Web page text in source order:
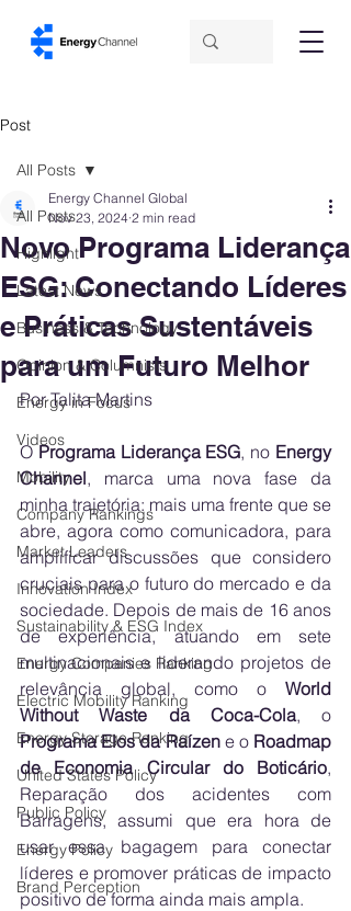
Post
All Posts
Highlight
Latest News
Business & Technology
Opinion & Columnists
Energy in Focus
Videos
Mobility
Company Rankings
Market Leaders
Innovation Index
Sustainability & ESG Index
Energy Companies Ranking
Electric Mobility Ranking
Energy Storage Ranking
United States Policy
Public Policy
Energy Policy
Brand Perception
All Posts
Novo Programa Liderança
ESG: Conectando Líderes
e Práticas Sustentáveis
para um Futuro Melhor
Energy Channel Global
Nov 23, 2024 2 min read
Por Talita Martins
O Programa Liderança ESG, no Energy
Channel, marca uma nova fase da
minha trajetória: mais uma frente que se
abre, agora como comunicadora, para
amplificar discussões que considero
cruciais para o futuro do mercado e da
sociedade. Depois de mais de 16 anos
de experiência, atuando em sete
multinacionais e liderando projetos de
relevância global, como o World
Without Waste da Coca-Cola
Programa Elos da Raízen e o Roadmap
de Economia Circular do Boticário,
Reparação dos acidentes com
Barragens, assumi que era hora de
usar essa bagagem para conectar
líderes e promover práticas de impacto
positivo de forma ainda mais ampla.